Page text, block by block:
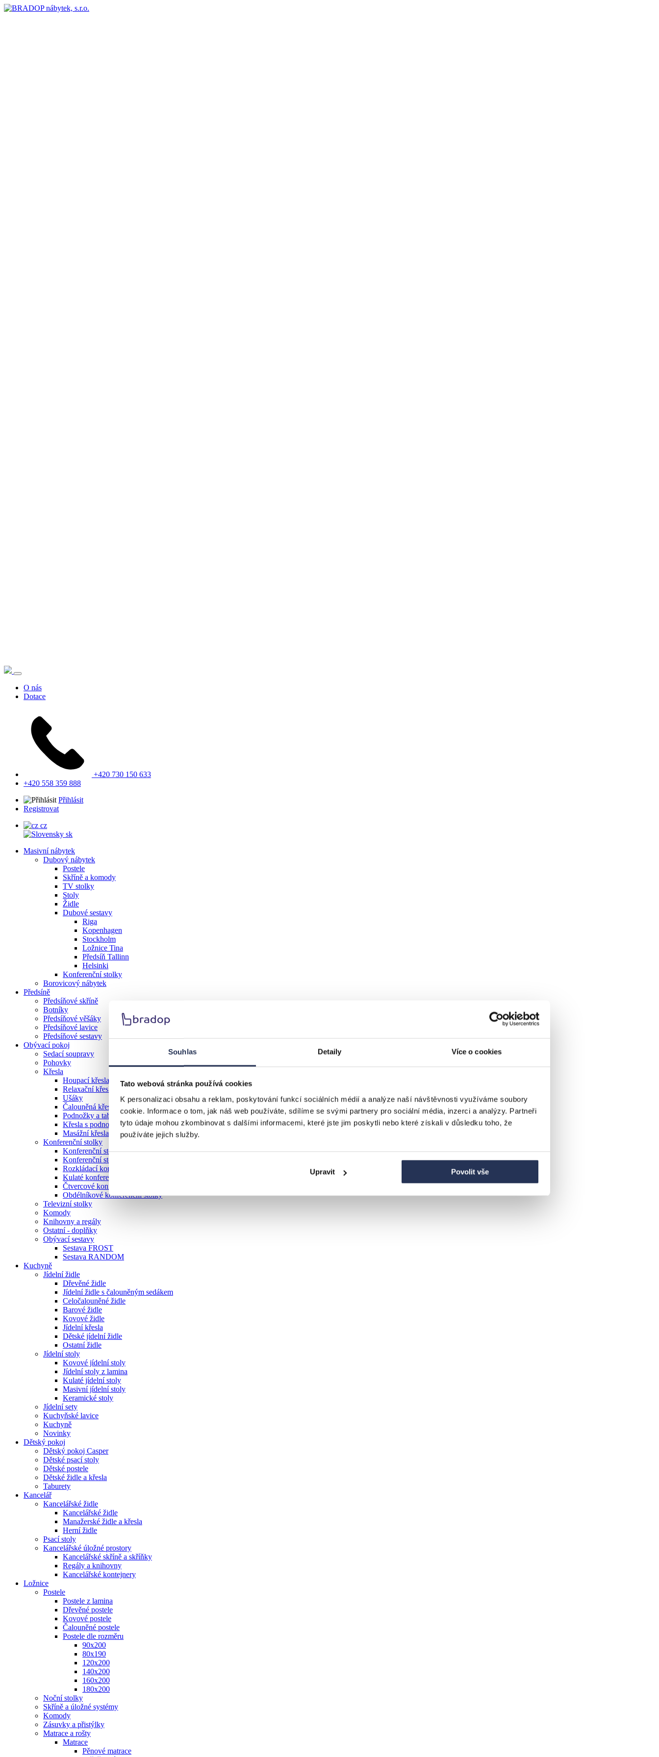
Souhlas Detaily Více o cookies
Tato webová stránka používá cookies
K personalizaci obsahu a reklam, poskytování funkcí sociálních médií a analýze naší návštěvnosti využíváme soubory
cookie. Informace o tom, jak náš web používáte, sdílíme se svými partnery pro sociální média, inzerci a analýzy. Partneři
tyto údaje mohou zkombinovat s dalšími informacemi, které jste jim poskytli nebo které získali v důsledku toho, že
používáte jejich služby.
Upravit Povolit vše
O nás
Dotace
+420 730 150 633
+420 558 359 888
Přihlásit
Registrovat
cz
sk
Masivní nábytek
Dubový nábytek
Postele
Skříně a komody
TV stolky
Stoly
Židle
Dubové sestavy
Riga
Kopenhagen
Stockholm
Ložnice Tina
Předsíň Tallinn
Helsinki
Konferenční stolky
Borovicový nábytek
Předsíně
Předsíňové skříně
Botníky
Předsíňové věšáky
Předsíňové lavice
Předsíňové sestavy
Obývací pokoj
Sedací soupravy
Pohovky
Křesla
Houpací křesla
Relaxační křesla
Ušáky
Čalouněná křesla
Podnožky a taburety
Křesla s podnožkou
Masážní křesla
Konferenční stolky
Konferenční stolky z masivu
Konferenční stolky ze skla
Rozkládací konferenční stolky
Kulaté konferenční stolky
Čtvercové konferenční stolky
Obdélníkové konferenční stolky
Televizní stolky
Komody
Knihovny a regály
Ostatní - doplňky
Obývací sestavy
Sestava FROST
Sestava RANDOM
Kuchyně
Jídelní židle
Dřevěné židle
Jídelní židle s čalouněným sedákem
Celočalouněné židle
Barové židle
Kovové židle
Jídelní křesla
Dětské jídelní židle
Ostatní židle
Jídelní stoly
Kovové jídelní stoly
Jídelní stoly z lamina
Kulaté jídelní stoly
Masivní jídelní stoly
Keramické stoly
Jídelní sety
Kuchyňské lavice
Kuchyně
Novinky
Dětský pokoj
Dětský pokoj Casper
Dětské psací stoly
Dětské postele
Dětské židle a křesla
Taburety
Kancelář
Kancelářské židle
Kancelářské židle
Manažerské židle a křesla
Herní židle
Psací stoly
Kancelářské úložné prostory
Kancelářské skříně a skříňky
Regály a knihovny
Kancelářské kontejnery
Ložnice
Postele
Postele z lamina
Dřevěné postele
Kovové postele
Čalouněné postele
Postele dle rozměru
90x200
80x190
120x200
140x200
160x200
180x200
Noční stolky
Skříně a úložné systémy
Komody
Zásuvky a přistýlky
Matrace a rošty
Matrace
Pěnové matrace